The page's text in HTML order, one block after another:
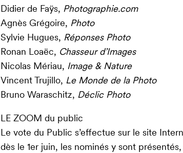
Didier de Faÿs, Photographie.com
Agnès Grégoire, Photo
Sylvie Hugues, Réponses Photo
Ronan Loaëc, Chasseur d’Images
Nicolas Mériau, Image & Nature
Vincent Trujillo, Le Monde de la Photo
Bruno Waraschitz, Déclic Photo
LE ZOOM du public
Le vote du Public s’effectue sur le site
dès le 1er juin, les nominés y sont